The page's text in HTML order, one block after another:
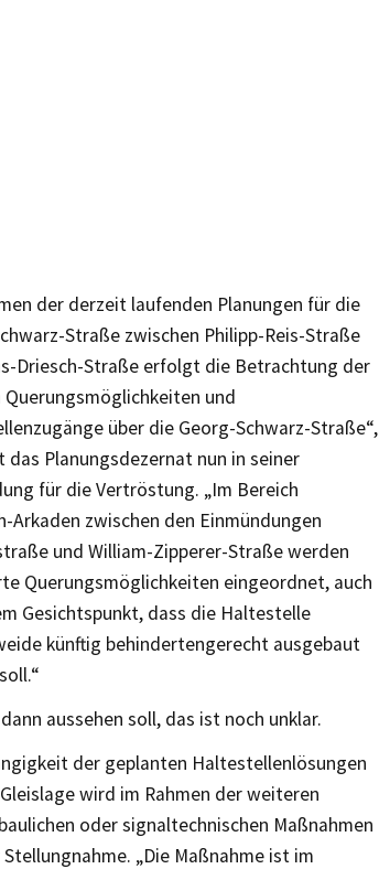
der derzeit laufenden Planungen für die
Straße zwischen Philipp-Reis-Straße
Driesch-Straße erfolgt die Betrachtung der
Querungsmöglichkeiten und
über die Georg-Schwarz-Straße“,
das Planungsdezernat nun in seiner
für die Vertröstung. „Im Bereich
Arkaden zwischen den Einmündungen
und William-Zipperer-Straße werden
Querungsmöglichkeiten eingeordnet, auch
Gesichtspunkt, dass die Haltestelle
künftig behindertengerecht ausgebaut
aussehen soll, das ist noch unklar.
der geplanten Haltestellenlösungen
wird im Rahmen der weiteren
oder signaltechnischen Maßnahmen
„Die Maßnahme ist im